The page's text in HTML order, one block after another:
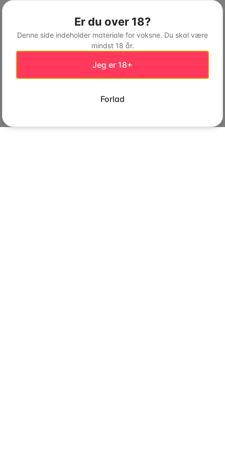
Er du over 18?
Denne side indeholder materiale for voksne. Du skal være
mindst 18 år.
Jeg er 18+
Forlad